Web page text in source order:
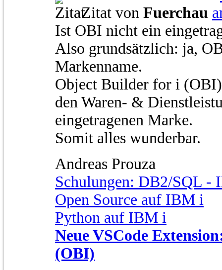
Zitat von Fuerchau
Ist OBI nicht ein
Also grundsätzlich: ja,
Markenname.
Object Builder for i
den Waren- &
eingetragenen Marke.
Somit alles wunderbar.
Andreas Prouza
Schulungen: DB2/SQL -
Open Source auf IBM i
Python auf IBM i
Neue VSCode
(OBI)